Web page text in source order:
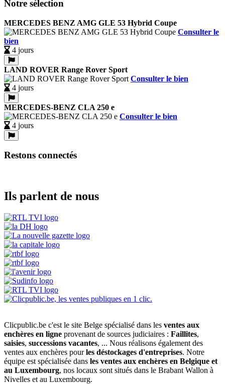
Notre sélection
MERCEDES BENZ AMG GLE 53 Hybrid Coupe
Consulter le
bien
4 jours
LAND ROVER Range Rover Sport
Consulter le bien
4 jours
MERCEDES-BENZ CLA 250 e
Consulter le bien
4 jours
Restons connectés
Ils parlent de nous
Clicpublic.be c'est le site Belge spécialisé dans les ventes aux
enchères en ligne provenant de sources judiciaires : Faillites,
saisies, successions vacantes, ... Nous réalisons également des
ventes aux enchères pourles déstockages d'entreprises. Notre
équipe est spécialisée dans les ventes aux enchères en Belgique et
au Luxembourg, nos locaux sont situés dans le Brabant Wallon à
Nivelles et au Luxembourg.